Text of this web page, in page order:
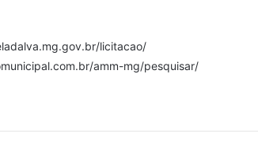
licitacao/
amm-mg/pesquisar/